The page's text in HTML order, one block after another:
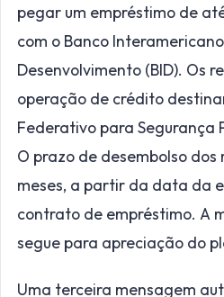
pegar um empréstimo de
com o Banco
Desenvolvimento (BID). Os
operação de crédito
Federativo para Segurança
O prazo de desembolso dos
meses, a partir da data da
contrato de empréstimo. A
segue para apreciação do
Uma terceira mensagem